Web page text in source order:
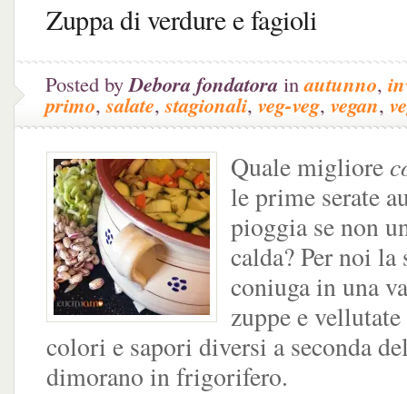
Zuppa di verdure e fagioli
Posted byDebora fondatora inautunno,
primo,salate,stagionali, veg-veg, vegan,
Quale migliore
le prime serate
pioggia se non
calda? Per noi
coniuga in una
zuppe e
colori e sapori diversi a seconda
dimorano in frigorifero.